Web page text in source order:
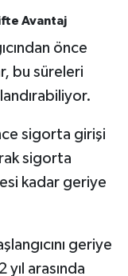
Avantaj
önce
bu süreleri
sigorta girişi
sigorta
kadar geriye
geriye
yıl arasında